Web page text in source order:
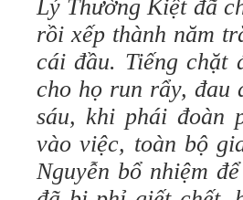
Lý Thường Kiệt đã
rồi xếp thành năm
cái đầu. Tiếng chặt
cho họ run rẩy, đau
sáu, khi phái đoàn
vào việc, toàn bộ
Nguyễn bổ nhiệm